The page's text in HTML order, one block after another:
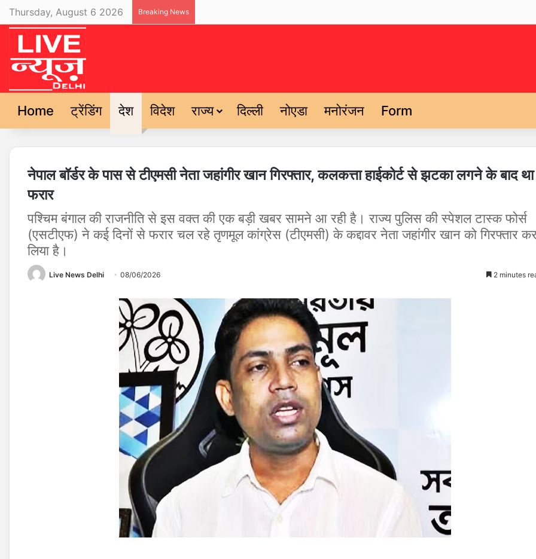
Thursday, August 6 2026 Breaking News
Home ट्रेंडिंग देश विदेश राज्य दिल्ली नोएडा मनोरंजन Form
नेपाल बॉर्डर के पास से टीएमसी नेता जहांगीर खान गिरफ्तार, कलकत्ता हाईकोर्ट से झटका लगने के बाद था
फरार
पश्चिम बंगाल की राजनीति से इस वक्त की एक बड़ी खबर सामने आ रही है। राज्य पुलिस की स्पेशल टास्क फोर्स
(एसटीएफ) ने कई दिनों से फरार चल रहे तृणमूल कांग्रेस (टीएमसी) के कद्दावर नेता जहांगीर खान को गिरफ्तार
लिया है।
Live News Delhi 08/06/2026 2 minutes